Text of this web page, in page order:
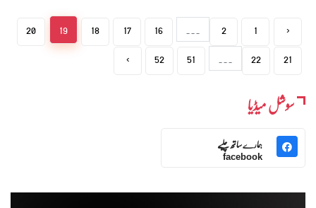
‹
1
2
...
16
17
18
19
20
21
22
...
51
52
›
سوشل میڈیا
ہمارے ساتھ چلیے
facebook